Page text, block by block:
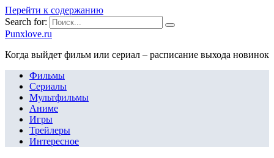
Перейти к содержанию
Search for:
Punxlove.ru
Когда выйдет фильм или сериал – расписание выхода новинок
Фильмы
Сериалы
Мультфильмы
Аниме
Игры
Трейлеры
Интересное